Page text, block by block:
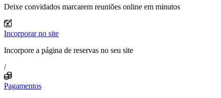
Deixe convidados marcarem reuniões online em minutos
Incorporar no site
Incorpore a página de reservas no seu site
/
Pagamentos